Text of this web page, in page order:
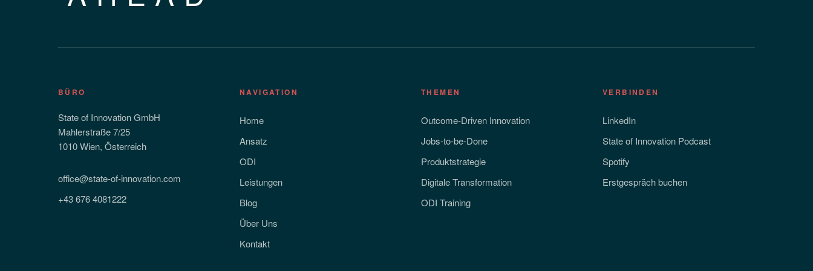
BÜRO
State of Innovation GmbH
Mahlerstraße 7/25
1010 Wien, Österreich
office@state-of-innovation.com
+43 676 4081222
NAVIGATION
Home
Ansatz
ODI
Leistungen
Blog
Über Uns
Kontakt
THEMEN
Outcome-Driven Innovation
Jobs-to-be-Done
Produktstrategie
Digitale Transformation
ODI Training
VERBINDEN
LinkedIn
State of Innovation Podcast
Spotify
Erstgespräch buchen